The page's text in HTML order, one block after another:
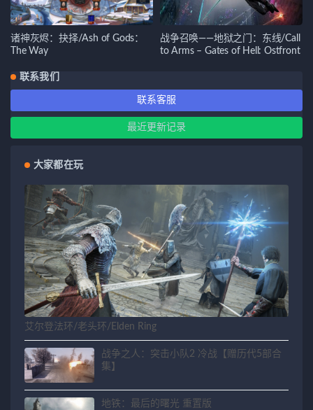
诸神灰烬：抉择/Ash of Gods：
The Way
战争召唤——地狱之门：东线/Call
to Arms – Gates of Hell: Ostfront
联系我们
联系客服
最近更新记录
大家都在玩
艾尔登法环/老头环/Elden Ring
战争之人：突击小队2 冷战【赠历代5部合
集】
地铁：最后的曙光 重置版